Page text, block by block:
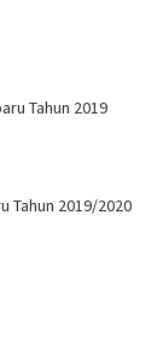
Tahun 2019
Tahun 2019/2020